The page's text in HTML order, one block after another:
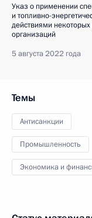
Указ о применении
и топливно-
действиями
организаций
5 августа 2022 года
Темы
Антисанкции
Промышленность
Экономика и